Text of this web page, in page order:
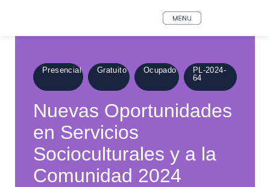
Presencial Gratuito Ocupado
PL-2024-
64
Nuevas Oportunidades
en Servicios
Socioculturales y a la
Comunidad 2024